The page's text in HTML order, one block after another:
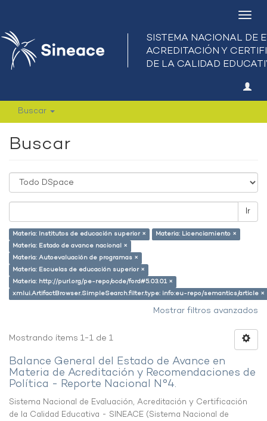
Buscar
Buscar
Ir
Materia: Institutos de educación superior ×
Materia: Licenciamiento ×
Materia: Estado de avance nacional ×
Materia: Autoevaluación de programas ×
Materia: Escuelas de educación superior ×
Materia: http://purl.org/pe-repo/ocde/ford#5.03.01 ×
xmlui.ArtifactBrowser.SimpleSearch.filter.type: info:eu-repo/semantics/article ×
Mostrar filtros avanzados
Mostrando ítems 1-1 de 1
Balance General del Estado de Avance en
Materia de Acreditación y Recomendaciones de
Política - Reporte Nacional N°4.
Sistema Nacional de Evaluación, Acreditación y Certificación
de la Calidad Educativa - SINEACE (Sistema Nacional de